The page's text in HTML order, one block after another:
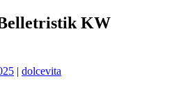
KW
| dolcevita